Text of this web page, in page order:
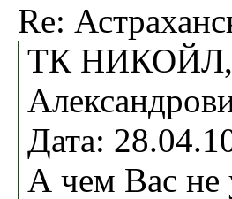
Re:
ТК НИКОЙЛ,
Дата:
А чем Вас